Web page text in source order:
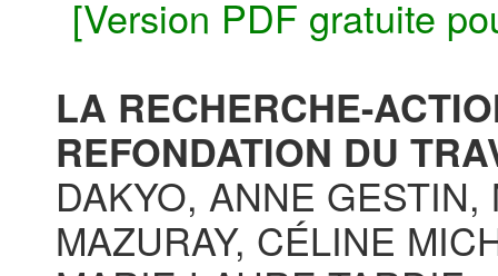
[Version PDF gratuite
LA RECHERCHE-
REFONDATION DU
DAKYO, ANNE
MAZURAY, CÉLINE